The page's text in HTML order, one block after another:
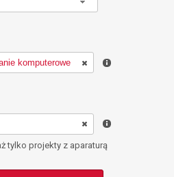
tylko projekty z aparaturą